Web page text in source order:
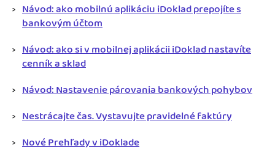
Návod: ako mobilnú aplikáciu iDoklad prepojíte s
bankovým účtom
Návod: ako si v mobilnej aplikácii iDoklad nastavíte
cenník a sklad
Návod: Nastavenie párovania bankových pohybov
Nestrácajte čas. Vystavujte pravidelné faktúry
Nové Prehľady v iDoklade